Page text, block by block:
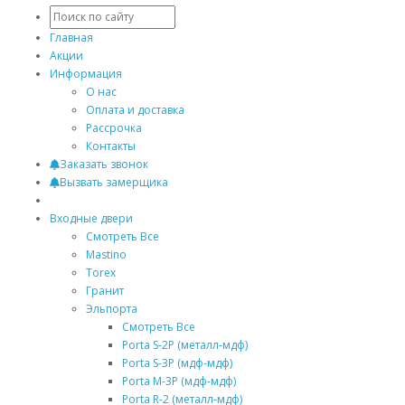
Главная
Акции
Информация
О нас
Оплата и доставка
Рассрочка
Контакты
Заказать звонок
Вызвать замерщика
Входные двери
Смотреть Все
Mastino
Torex
Гранит
Эльпорта
Смотреть Все
Porta S-2P (металл-мдф)
Porta S-3P (мдф-мдф)
Porta M-3P (мдф-мдф)
Porta R-2 (металл-мдф)